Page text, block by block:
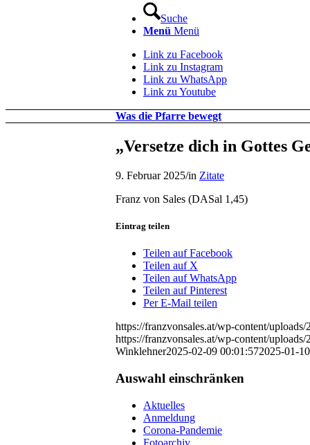
Suche
Menü Menü
Link zu Facebook
Link zu Instagram
Link zu WhatsApp
Link zu Youtube
Was die Pfarre bewegt
„Versetze dich in Gottes
9. Februar 2025/in Zitate
Franz von Sales (DASal 1,45)
Eintrag teilen
Teilen auf Facebook
Teilen auf X
Teilen auf WhatsApp
Teilen auf Pinterest
Per E-Mail teilen
https://franzvonsales.at/wp-content/
https://franzvonsales.at/wp-content/
Winklehner2025-02-09 00:01:572025-01-
Auswahl einschränken
Aktuelles
Anmeldung
Corona-Pandemie
Fotoarchiv